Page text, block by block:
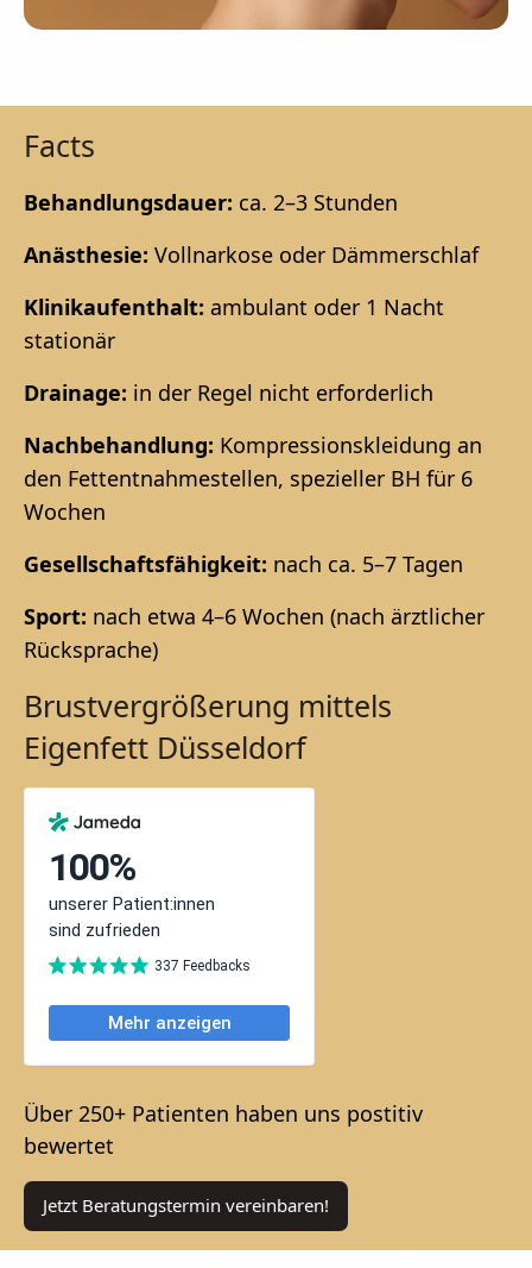
Facts
Behandlungsdauer: ca. 2–3 Stunden
Anästhesie: Vollnarkose oder Dämmerschlaf
Klinikaufenthalt: ambulant oder 1 Nacht
stationär
Drainage: in der Regel nicht erforderlich
Nachbehandlung: Kompressionskleidung an
den Fettentnahmestellen, spezieller BH für 6
Wochen
Gesellschaftsfähigkeit: nach ca. 5–7 Tagen
Sport: nach etwa 4–6 Wochen (nach ärztlicher
Rücksprache)
Brustvergrößerung mittels
Eigenfett Düsseldorf
Über 250+ Patienten haben uns postitiv
bewertet
Jetzt Beratungstermin vereinbaren!